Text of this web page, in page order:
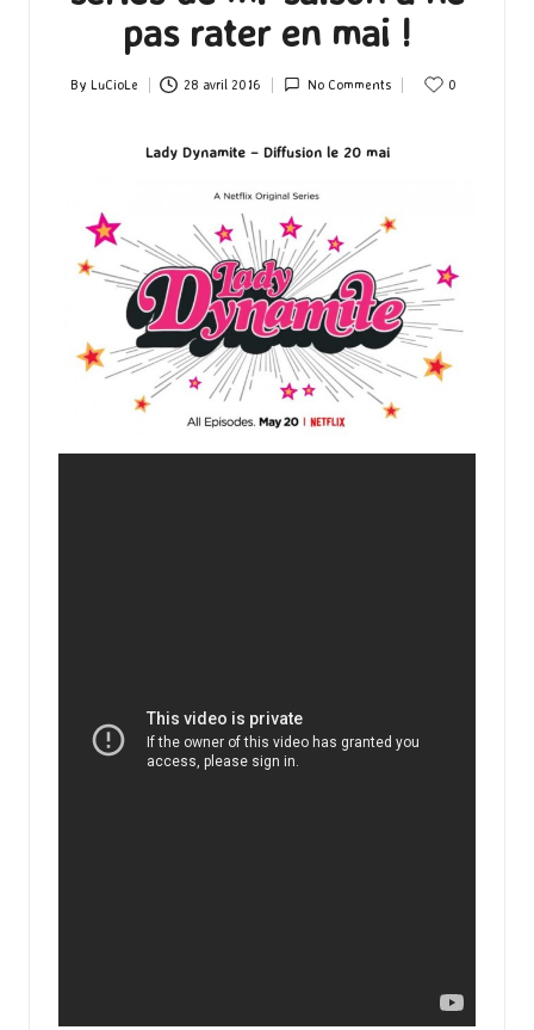
pas rater en mai !
Posted
By LuCioLe 28 avril 2016 No Comments 0
Lady Dynamite – Diffusion le 20 mai